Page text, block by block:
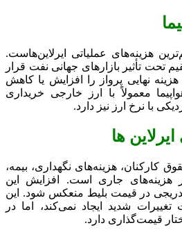
هزینه‌های عملیاتی ایرلاین‌هاست.
تأثیر بازارهای جهانی نفت قرار
نهایی پرواز را افزایش یا کاهش
معمولاً با ارز خارجی خریداری
با نرخ ارز نیز دارد.
ها
کارکنان، هزینه‌های نگهداری، بیمه،
هزینه‌های جاری است. افزایش این
در قیمت بلیط منعکس شود. این
شدید ایجاد نمی‌کند، اما در
قیمت‌گذاری دارد.